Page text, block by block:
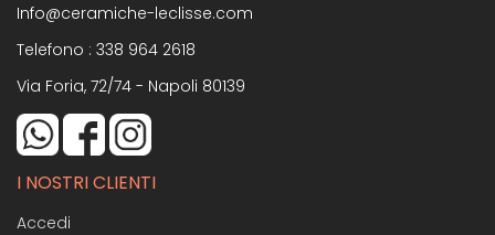
Info@ceramiche-leclisse.com
Telefono : 338 964 2618
Via Foria, 72/74 - Napoli 80139
I NOSTRI CLIENTI
Accedi